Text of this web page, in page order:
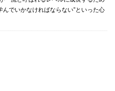
でいかなければならない”といった心